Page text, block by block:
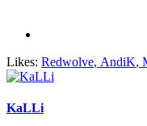
Likes: Redwolve, AndiK,
KaLLi